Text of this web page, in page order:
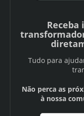
Receba
Tudo para
Não perca as
à nossa